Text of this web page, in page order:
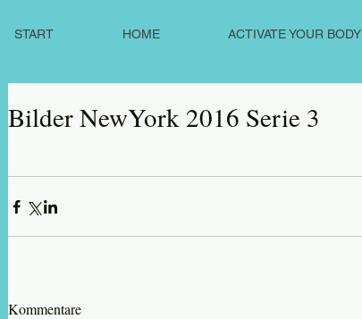
START HOME ACTIVATE YOUR BODY
Bilder NewYork 2016 Serie 3
Kommentare